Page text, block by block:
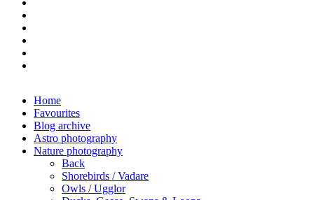
Close
Menu
Home
Favourites
Blog archive
Astro photography
Nature photography
Back
Shorebirds / Vadare
Owls / Ugglor